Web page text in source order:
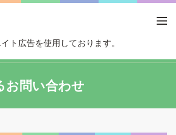
ト広告を使用しております。
お問い合わせ